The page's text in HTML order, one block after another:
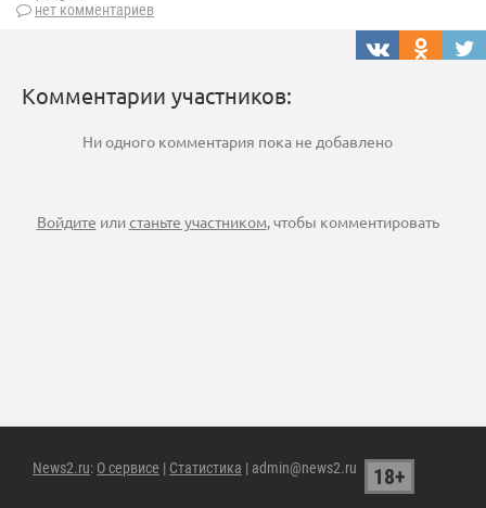
нет комментариев
Комментарии участников:
Ни одного комментария пока не добавлено
Войдите илистаньте участником, чтобы комментировать
News2.ru: О сервисе | Статистика | admin@news2.ru 18+